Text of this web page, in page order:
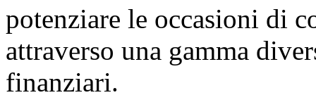
potenziare le occasioni di
attraverso una gamma
finanziari.